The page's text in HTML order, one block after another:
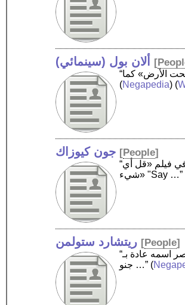
ألان بول (سينمائي) [
(Negapedia) (
جون كيوزاك [People]
“جون بول كيوزاك ‏ من مواليد 28 يونيو 1966، هو ممثل وكاتب سينمائي أمريكي نال جائزة «أفضل الممثلين الموعودين» عام 1990 عن دوره في فيلم «قل أي
شيء» "Say …”
ريتشارد ستولمن [People]
“ريتشارد ماثيو ستالمان ‏ ، يختصر اسمه عادة بـ rms، هو مبرمج وعالم حاسوب وثوري أمريكي في مجال حرية البرمجيات في سبتمبر 1983، أطلق مشروع
جنو …” (